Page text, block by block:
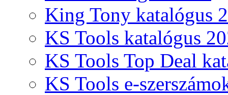
King Tony katalógus
KS Tools katalógus
KS Tools Top Deal
KS Tools e-